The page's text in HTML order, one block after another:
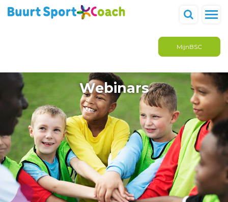
MijnBSC
Webinars